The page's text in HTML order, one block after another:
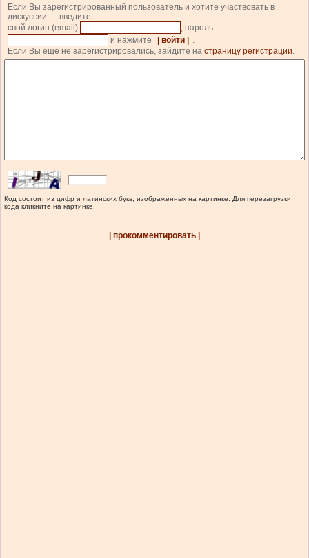
Если Вы зарегистрированный пользователь и хотите участвовать в
дискуссии — введите
свой логин (email)
, пароль
и нажмите
| войти |
.
Если Вы еще не зарегистрировались, зайдите на страницу регистрации.
Код состоит из цифр и латинских букв, изображенных на картинке. Для перезагрузки
кода кликните на картинке.
| прокомментировать |